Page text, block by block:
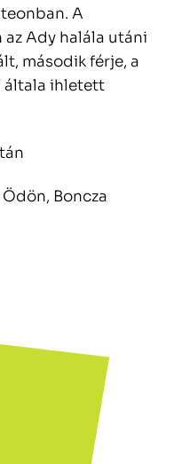
A
az Ady halála utáni
második férje, a
általa ihletett
Boncza